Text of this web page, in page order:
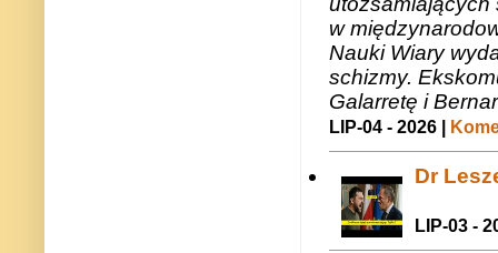
w
Nauki Wiary
schizmy.
Galarretę i
LIP-04 - 2026 |
Dr
LIP-03 -